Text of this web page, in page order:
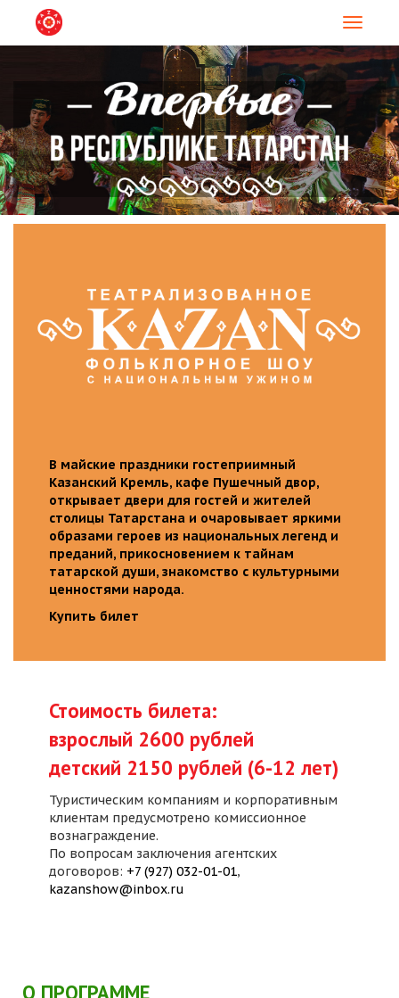
В майские праздники гостеприимный
Казанский Кремль, кафе Пушечный двор,
открывает двери для гостей и жителей
столицы Татарстана и очаровывает яркими
образами героев из национальных легенд и
преданий, прикосновением к тайнам
татарской души, знакомство с культурными
ценностями народа.
Купить билет
Стоимость билета:
взрослый 2600 рублей
детский 2150 рублей (6-12 лет)
Туристическим компаниям и корпоративным
клиентам предусмотрено комиссионное
вознаграждение.
По вопросам заключения агентских
договоров: +7 (927) 032-01-01,
kazanshow@inbox.ru
О ПРОГРАММЕ